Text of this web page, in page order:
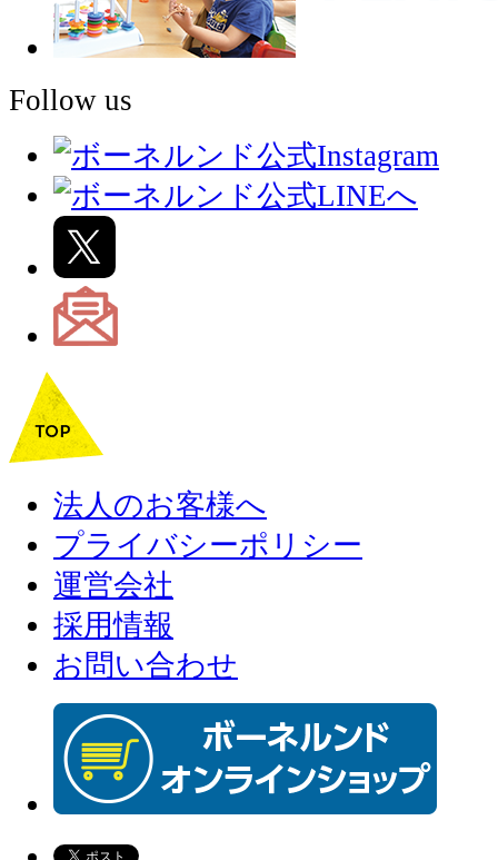
Follow us
法人のお客様へ
プライバシーポリシー
運営会社
採用情報
お問い合わせ